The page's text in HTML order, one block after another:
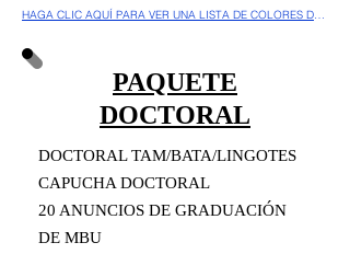
PAQUETE
DOCTORAL
DOCTORAL TAM/BATA/LINGOTES
CAPUCHA DOCTORAL
20 ANUNCIOS DE GRADUACIÓN
DE MBU